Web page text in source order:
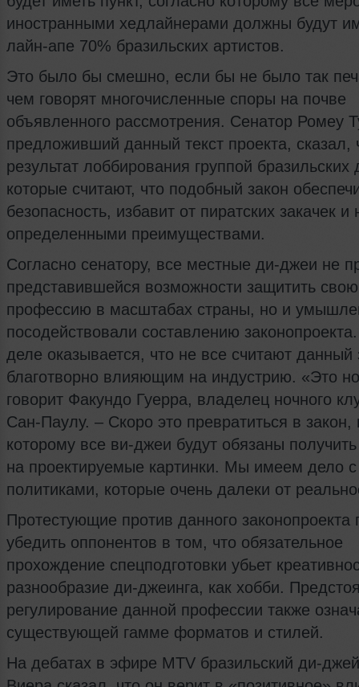
иностранными хедлайнерами должны будут
лайн-апе 70% бразильских артистов.
Это было бы смешно, если бы не было так
чем говорят многочисленные споры на почве
объявленного рассмотрения. Сенатор Ромеу
предложивший данный текст проекта, сказал,
результат лоббирования группой
которые считают, что подобный закон
безопасность, избавит от пиратских закачек и
определенными преимуществами.
Согласно сенатору, все местные ди-джеи не
представившейся возможности защитить свою
профессию в масштабах страны, но и
посодействовали составлению
деле оказывается, что не все считают данный
благотворно влияющим на индустрию. «Это
говорит Факундо Гуерра, владелец ночного
Сан-Паулу. – Скоро это превратиться в закон,
которому все ви-джеи будут обязаны
на проектируемые картинки. Мы имеем дело с
политиками, которые очень далеки от
Протестующие против данного законопроекта
убедить оппонентов в том, что обязательное
прохождение спецподготовки убьет
разнообразие ди-джеинга, как хобби.
регулирование данной профессии также
существующей гамме форматов и стилей.
На дебатах в эфире MTV бразильский ди-